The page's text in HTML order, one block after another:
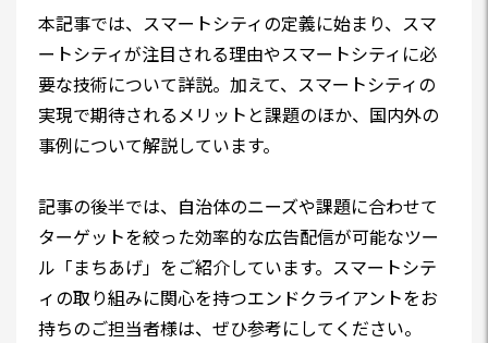
本記事では、スマートシティの定義に始まり、スマ
ートシティが注目される理由やスマートシティに必
要な技術について詳説。加えて、スマートシティの
実現で期待されるメリットと課題のほか、国内外の
事例について解説しています。
記事の後半では、自治体のニーズや課題に合わせて
ターゲットを絞った効率的な広告配信が可能なツー
ル「まちあげ」をご紹介しています。スマートシテ
ィの取り組みに関心を持つエンドクライアントをお
持ちのご担当者様は、ぜひ参考にしてください。